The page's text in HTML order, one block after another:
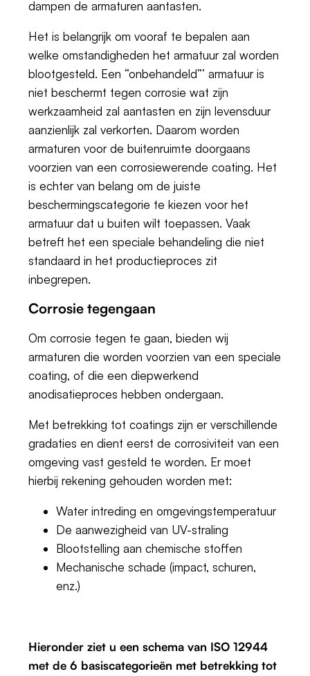
dampen de armaturen aantasten.
Het is belangrijk om vooraf te bepalen aan
welke omstandigheden het armatuur zal worden
blootgesteld. Een “onbehandeld”’ armatuur is
niet beschermt tegen corrosie wat zijn
werkzaamheid zal aantasten en zijn levensduur
aanzienlijk zal verkorten. Daarom worden
armaturen voor de buitenruimte doorgaans
voorzien van een corrosiewerende coating. Het
is echter van belang om de juiste
beschermingscategorie te kiezen voor het
armatuur dat u buiten wilt toepassen. Vaak
betreft het een speciale behandeling die niet
standaard in het productieproces zit
inbegrepen.
Corrosie tegengaan
Om corrosie tegen te gaan, bieden wij
armaturen die worden voorzien van een speciale
coating, of die een diepwerkend
anodisatieproces hebben ondergaan.
Met betrekking tot coatings zijn er verschillende
gradaties en dient eerst de corrosiviteit van een
omgeving vast gesteld te worden. Er moet
hierbij rekening gehouden worden met:
Water intreding en omgevingstemperatuur
De aanwezigheid van UV-straling
Blootstelling aan chemische stoffen
Mechanische schade (impact, schuren,
enz.)
Hieronder ziet u een schema van ISO 12944
met de 6 basiscategorieën met betrekking tot